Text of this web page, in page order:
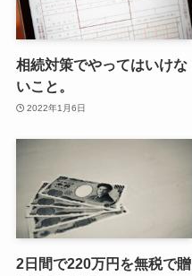
相続対策でやってはいけな
いこと。
2022年1月6日
2日間で220万円を無税で贈